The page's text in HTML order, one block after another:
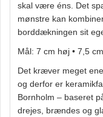
skal være éns. Det
mønstre kan
borddækningen sit
Mål: 7 cm høj • 7,5
Det kræver meget
og derfor er
Bornholm – baseret
drejes, brændes og